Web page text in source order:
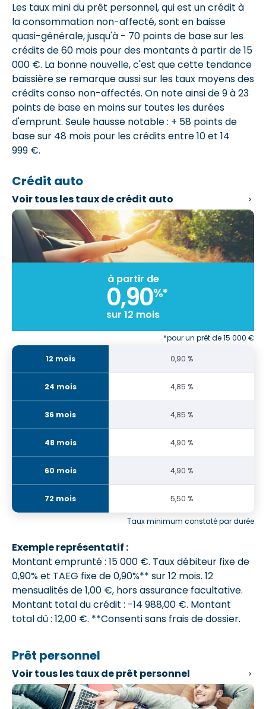
Les taux mini du prêt personnel, qui est un crédit à
la consommation non-affecté, sont en baisse
quasi-générale, jusqu'à - 70 points de base sur les
crédits de 60 mois pour des montants à partir de 15
000 €. La bonne nouvelle, c'est que cette tendance
baissière se remarque aussi sur les taux moyens des
crédits conso non-affectés. On note ainsi de 9 à 23
points de base en moins sur toutes les durées
d'emprunt. Seule hausse notable : + 58 points de
base sur 48 mois pour les crédits entre 10 et 14
999 €.
Crédit auto
Voir tous lestaux de crédit auto
à partir de
0,90%*
sur 12 mois
*pour un prêt de 15 000 €
0,90 %
4,85 %
4,85 %
4,90 %
4,90 %
5,50 %
Taux minimum constaté par durée
Exemple représentatif :
Montant emprunté : 15 000 €. Taux débiteur fixe de
0,90% et TAEG fixe de 0,90%** sur 12 mois. 12
mensualités de 1,00 €, hors assurance facultative.
Montant total du crédit : -14 988,00 €. Montant
total dû : 12,00 €. **Consenti sans frais de dossier.
Prêt personnel
Voir tous lestaux de prêt personnel